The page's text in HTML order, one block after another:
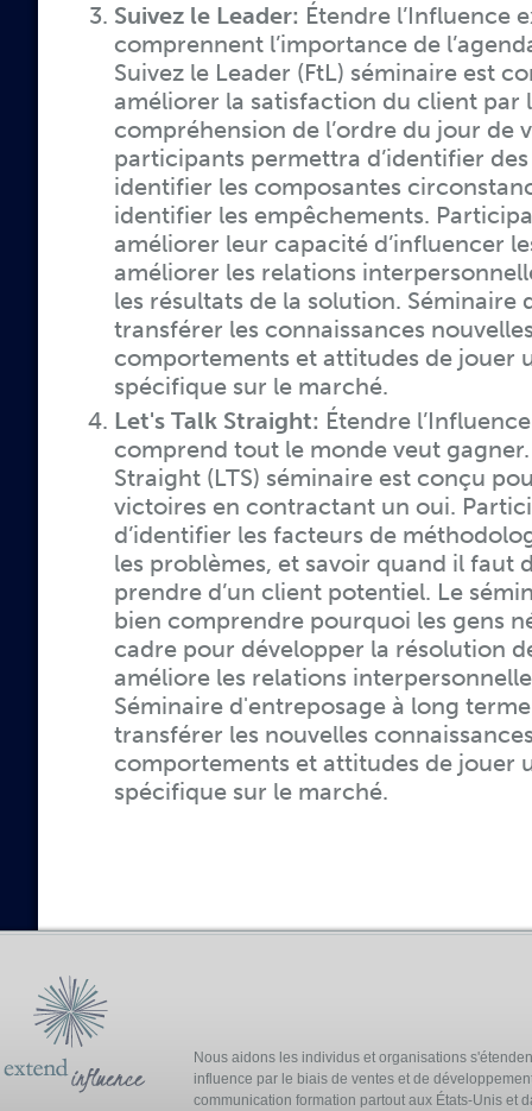
Suivez le Leader: Étendre l’Influence
comprennent l’importance de
Suivez le Leader (FtL) séminaire est
améliorer la satisfaction du client par
compréhension de l’ordre du jour de
participants permettra d’identifier
identifier les composantes
identifier les empêchements.
améliorer leur capacité d’influencer
améliorer les relations
les résultats de la solution. Séminaire
transférer les connaissances
comportements et attitudes de jouer
spécifique sur le marché.
Let's Talk Straight: Étendre
comprend tout le monde veut gagner.
Straight (LTS) séminaire est conçu
victoires en contractant un oui.
d’identifier les facteurs de
les problèmes, et savoir quand il faut
prendre d’un client potentiel. Le
bien comprendre pourquoi les gens
cadre pour développer la résolution
améliore les relations
Séminaire d'entreposage à long
transférer les nouvelles
comportements et attitudes de jouer
spécifique sur le marché.
Nous aidons les individus et organisations
influence par le biais de ventes et de
communication formation partout aux États-Unis et